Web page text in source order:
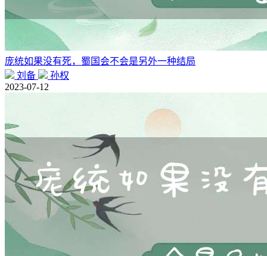
庞统如果没有死，蜀国会不会是另外一种结局
刘备
孙权
2023-07-12